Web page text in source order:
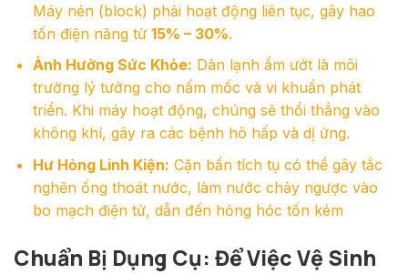
Máy nén (block) phải hoạt động liên tục, gây hao
tốn điện năng từ 15% – 30%.
Ảnh Hưởng Sức Khỏe: Dàn lạnh ẩm ướt là môi
trường lý tưởng cho nấm mốc và vi khuẩn phát
triển. Khi máy hoạt động, chúng sẽ thổi thẳng vào
không khí, gây ra các bệnh hô hấp và dị ứng.
Hư Hỏng Linh Kiện: Cặn bẩn tích tụ có thể gây tắc
nghẽn ống thoát nước, làm nước chảy ngược vào
bo mạch điện tử, dẫn đến hỏng hóc tốn kém
Chuẩn Bị Dụng Cụ: Để Việc Vệ Sinh